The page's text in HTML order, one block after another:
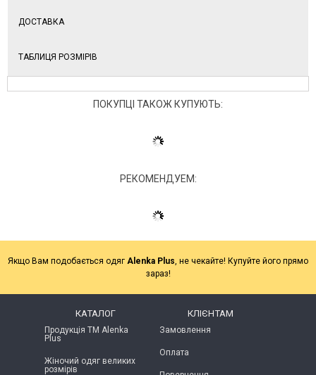
ДОСТАВКА
ТАБЛИЦЯ РОЗМІРІВ
ПОКУПЦІ ТАКОЖ КУПУЮТЬ:
РЕКОМЕНДУЕМ:
Якщо Вам подобається одяг Alenka Plus , не чекайте! Купуйте його прямо
зараз!
КАТАЛОГ
Продукція ТМ Alenka
Plus
Жіночий одяг великих
розмірів
КЛІЄНТАМ
Замовлення
Оплата